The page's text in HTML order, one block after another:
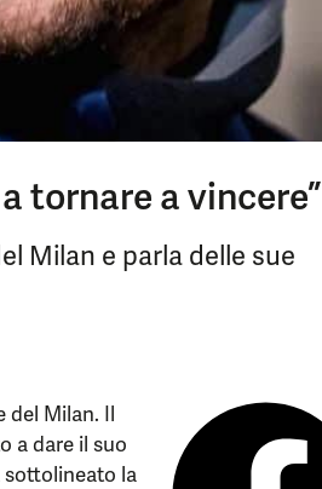
tornare a vincere”
Milan e parla delle sue
del Milan. Il
a dare il suo
sottolineato la